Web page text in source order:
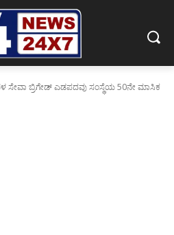
ಸೇವಾ ಬ್ರಿಗೇಡ್ ಎಡಪದವು ಸಂಸ್ಥೆಯ 50ನೇ ಮಾಸಿಕ